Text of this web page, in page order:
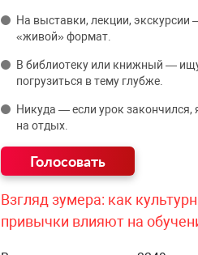
На выставки, лекции,
«живой» формат.
В библиотеку или книжный —
погрузиться в тему глубже.
Никуда — если урок закончился,
на отдых.
Взгляд зумера: как
привычки влияют на